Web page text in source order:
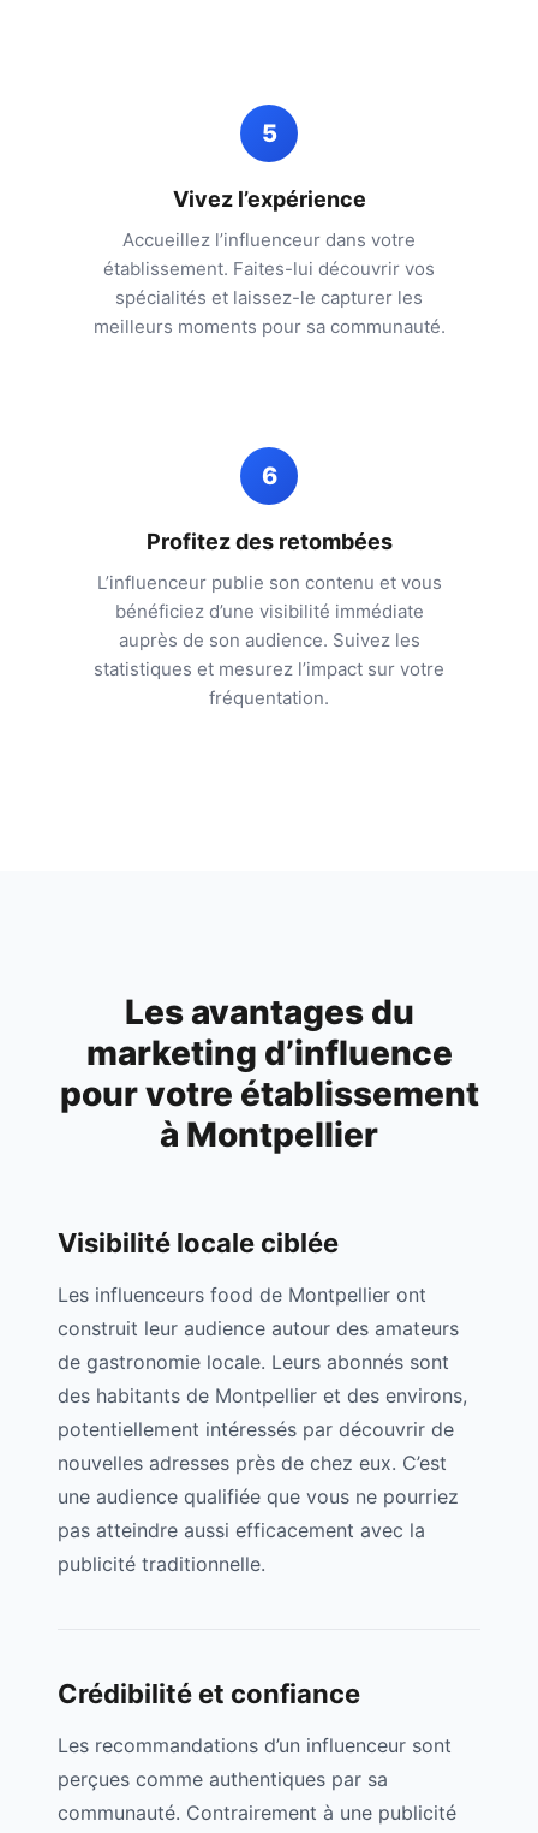
5
Vivez l’expérience
Accueillez l’influenceur dans votre
établissement. Faites-lui découvrir vos
spécialités et laissez-le capturer les
meilleurs moments pour sa communauté.
6
Profitez des retombées
L’influenceur publie son contenu et vous
bénéficiez d’une visibilité immédiate
auprès de son audience. Suivez les
statistiques et mesurez l’impact sur votre
fréquentation.
Les avantages du
marketing d’influence
pour votre établissement
à Montpellier
Visibilité locale ciblée
Les influenceurs food de Montpellier ont
construit leur audience autour des amateurs
de gastronomie locale. Leurs abonnés sont
des habitants de Montpellier et des environs,
potentiellement intéressés par découvrir de
nouvelles adresses près de chez eux. C’est
une audience qualifiée que vous ne pourriez
pas atteindre aussi efficacement avec la
publicité traditionnelle.
Crédibilité et confiance
Les recommandations d’un influenceur sont
perçues comme authentiques par sa
communauté. Contrairement à une publicité